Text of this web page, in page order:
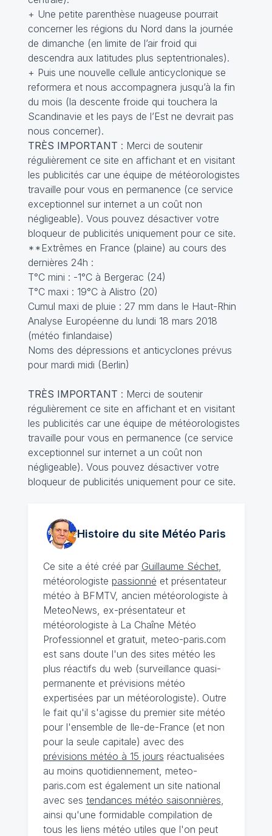
+ Une petite parenthèse nuageuse pourrait
concerner les régions du Nord dans la journée
de dimanche (en limite de l’air froid qui
descendra aux latitudes plus septentrionales).
+ Puis une nouvelle cellule anticyclonique se
reformera et nous accompagnera jusqu’à la fin
du mois (la descente froide qui touchera la
Scandinavie et les pays de l’Est ne devrait pas
nous concerner).
TRÈS IMPORTANT : Merci de soutenir
régulièrement ce site en affichant et en visitant
les publicités car une équipe de météorologistes
travaille pour vous en permanence (ce service
exceptionnel sur internet a un coût non
négligeable). Vous pouvez désactiver votre
bloqueur de publicités uniquement pour ce site.
**Extrêmes en France (plaine) au cours des
dernières 24h :
T°C mini : -1°C à Bergerac (24)
T°C maxi : 19°C à Alistro (20)
Cumul maxi de pluie : 27 mm dans le Haut-Rhin
Analyse Européenne du lundi 18 mars 2018
(météo finlandaise)
Noms des dépressions et anticyclones prévus
pour mardi midi (Berlin)
TRÈS IMPORTANT : Merci de soutenir
régulièrement ce site en affichant et en visitant
les publicités car une équipe de météorologistes
travaille pour vous en permanence (ce service
exceptionnel sur internet a un coût non
négligeable). Vous pouvez désactiver votre
bloqueur de publicités uniquement pour ce site.
Histoire du site MétéoParis
Ce site a été créé par Guillaume Séchet,
météorologiste passionné et présentateur
météo à BFMTV, ancien météorologiste à
MeteoNews, ex-présentateur et
météorologiste à La Chaîne Météo
Professionnel et gratuit, meteo-paris.com
est sans doute l'un des sites météo les
plus réactifs du web (surveillance quasi-
permanente et prévisions météo
expertisées par un météorologiste). Outre
le fait qu'il s'agisse du premier site météo
pour l'ensemble de Ile-de-France (et non
pour la seule capitale) avec des
prévisions météo à 15 jours réactualisées
au moins quotidiennement, meteo-
paris.com est également un site national
avec ses tendances météo saisonnières,
ainsi qu'une formidable compilation de
tous les liens météo utiles que l'on peut